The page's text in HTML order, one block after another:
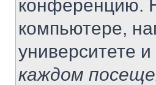
конференцию.
компьютере,
университете
каждом